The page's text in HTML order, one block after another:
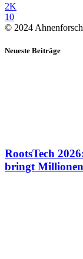
2K
10
© 2024
Neueste Beiträge
RootsTech
bringt Millionen